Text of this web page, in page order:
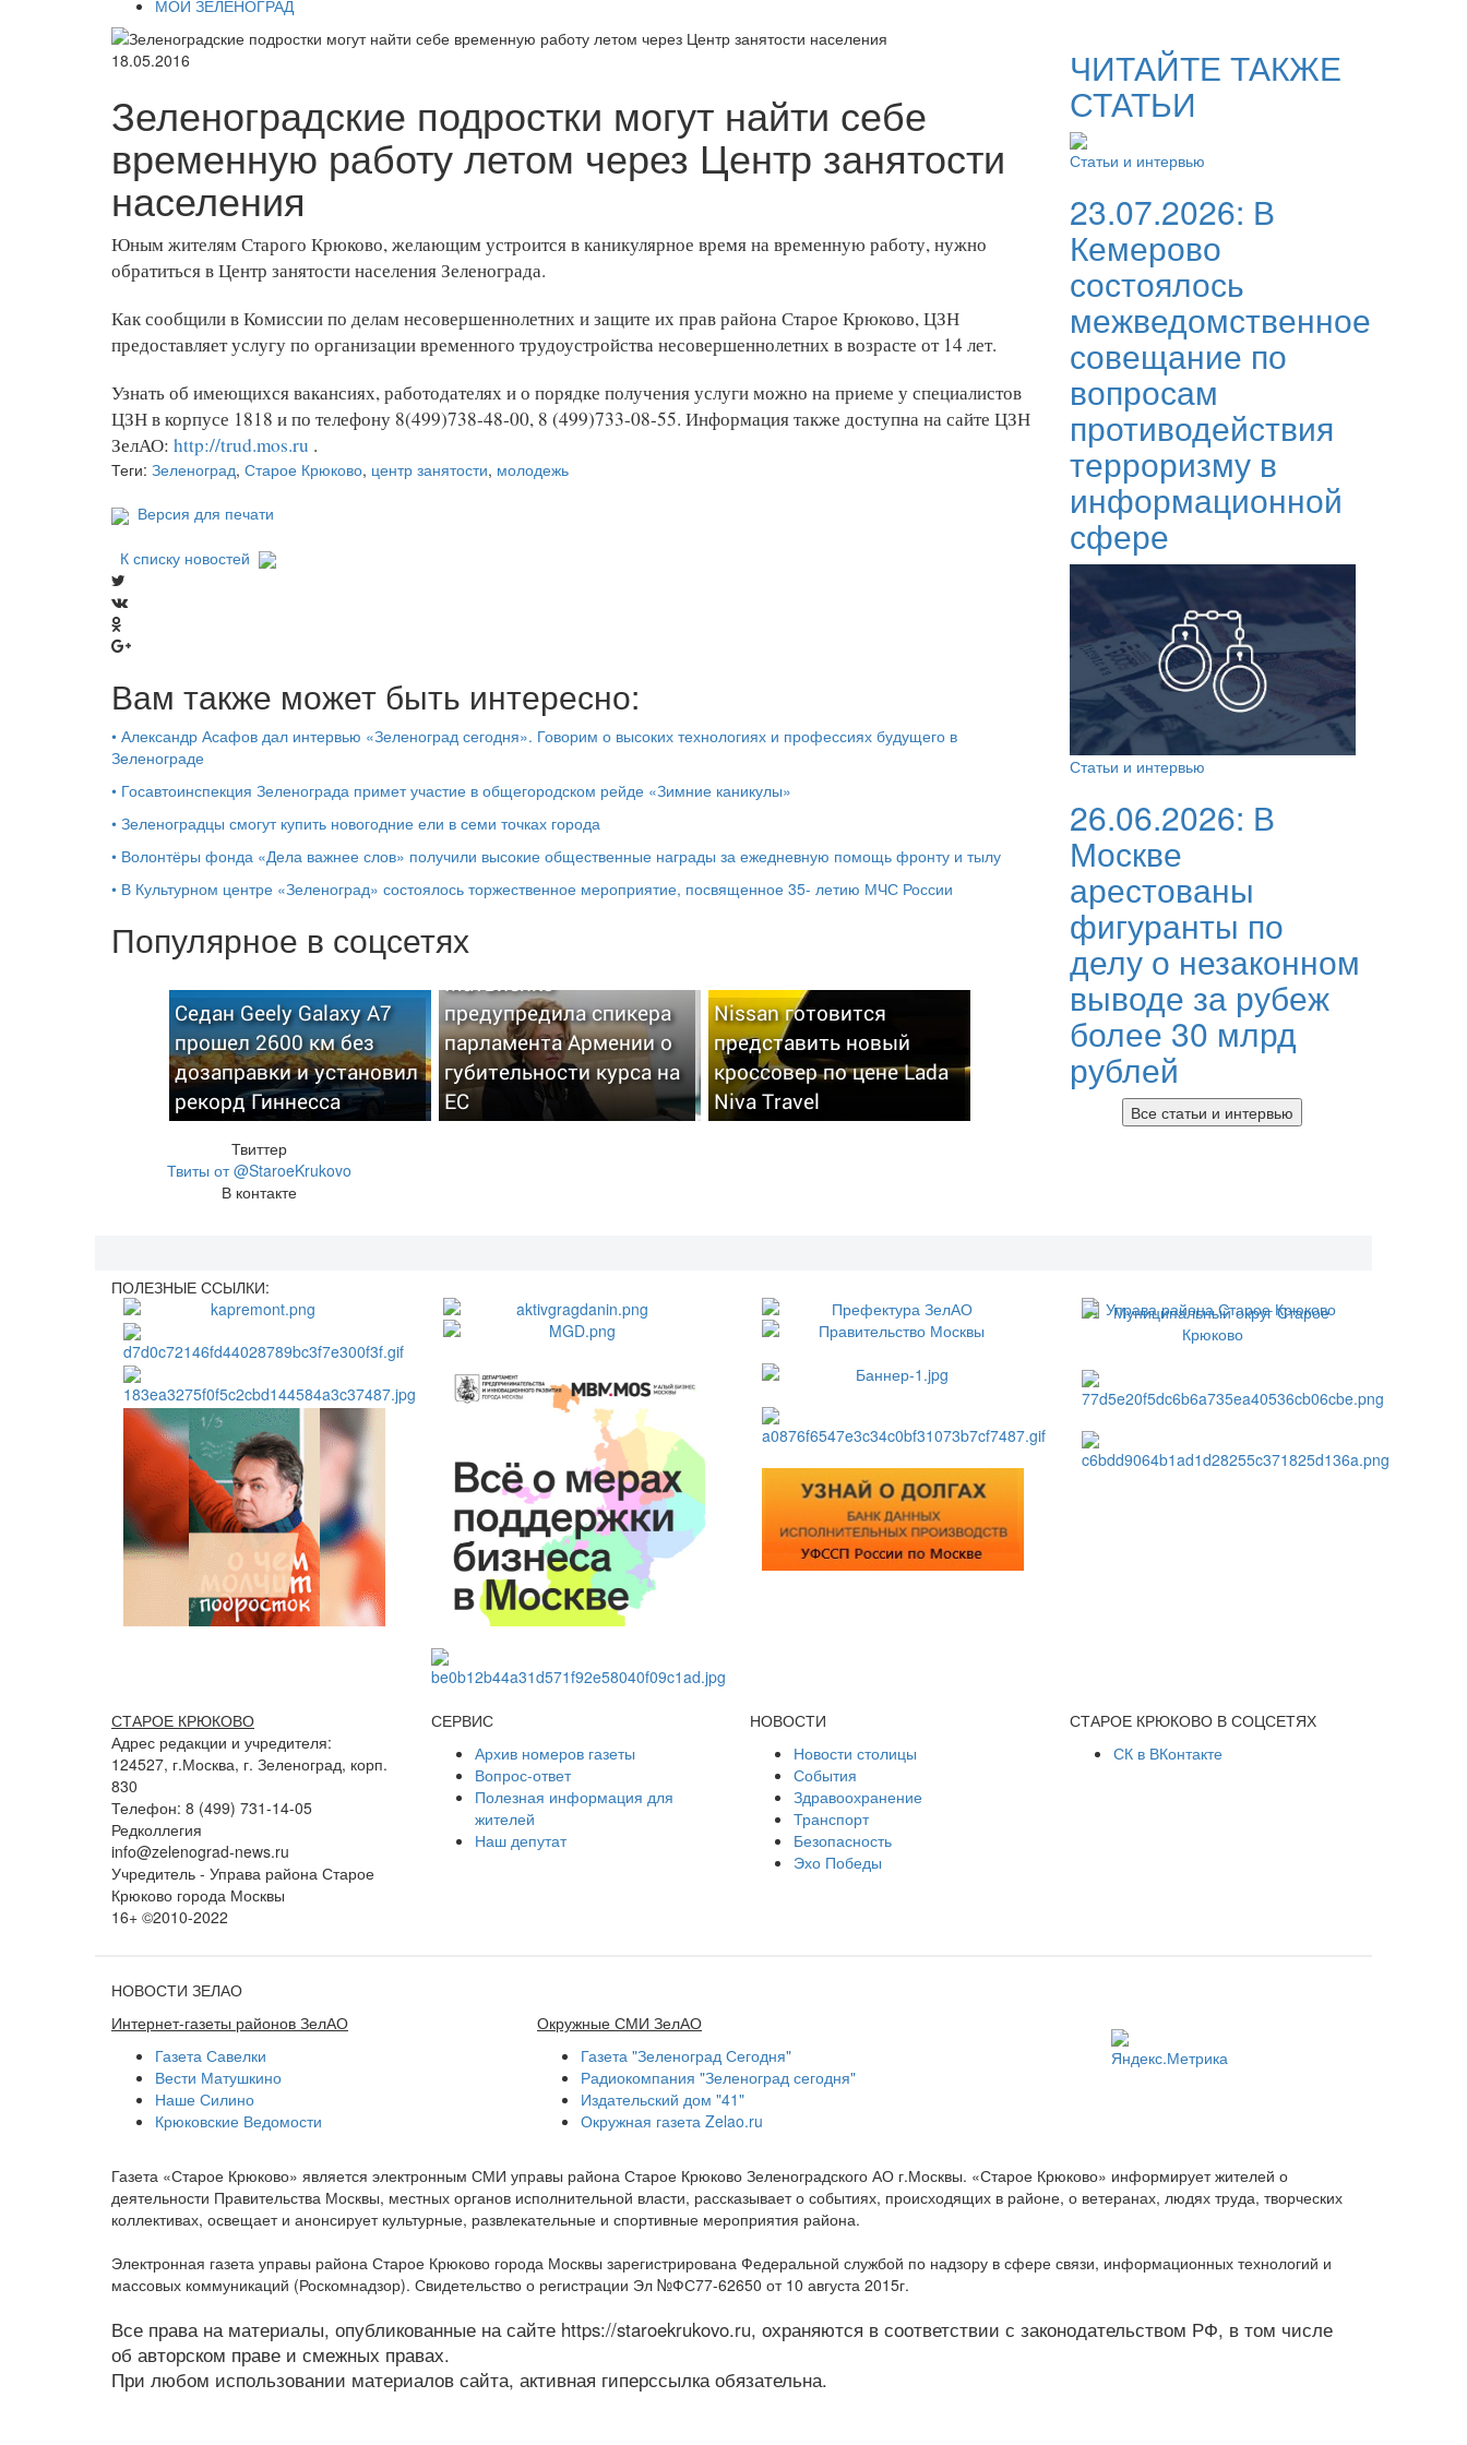
МОЙ ЗЕЛЕНОГРАД
18.05.2016
Зеленоградские подростки могут найти себе
временную работу летом через Центр занятости
населения
Юным жителям Старого Крюково, желающим устроится в каникулярное время на временную работу, нужно
обратиться в Центр занятости населения Зеленограда.
Как сообщили в Комиссии по делам несовершеннолетних и защите их прав района Старое Крюково, ЦЗН
предоставляет услугу по организации временного трудоустройства несовершеннолетних в возрасте от 14 лет.
Узнать об имеющихся вакансиях, работодателях и о порядке получения услуги можно на приеме у специалистов
ЦЗН в корпусе 1818 и по телефону 8(499)738-48-00, 8 (499)733-08-55. Информация также доступна на сайте ЦЗН
ЗелАО: http://trud.mos.ru .
Теги: Зеленоград, Старое Крюково, центр занятости, молодежь
Версия для печати
К списку новостей
Вам также может быть интересно:
• Александр Асафов дал интервью «Зеленоград сегодня». Говорим о высоких технологиях и профессиях будущего в
Зеленограде
• Госавтоинспекция Зеленограда примет участие в общегородском рейде «Зимние каникулы»
• Зеленоградцы смогут купить новогодние ели в семи точках города
• Волонтёры фонда «Дела важнее слов» получили высокие общественные награды за ежедневную помощь фронту и тылу
• В Культурном центре «Зеленоград» состоялось торжественное мероприятие, посвященное 35- летию МЧС России
Популярное в соцсетях
Седан Geely Galaxy A7
прошел 2600 км без
дозаправки и установил
рекорд Гиннесса
предупредила спикера
парламента Армении о
губительности курса на
ЕС
Nissan готовится
представить новый
кроссовер по цене Lada
Niva Travel
Твиттер
Твиты от @StaroeKrukovo
В контакте
ЧИТАЙТЕ ТАКЖЕ
СТАТЬИ
Статьи и интервью
23.07.2026: В
Кемерово
состоялось
межведомственное
совещание по
вопросам
противодействия
терроризму в
информационной
сфере
Статьи и интервью
26.06.2026: В
Москве
арестованы
фигуранты по
делу о незаконном
выводе за рубеж
более 30 млрд
рублей
Все статьи и интервью
ПОЛЕЗНЫЕ ССЫЛКИ:
СТАРОЕ КРЮКОВО
Адрес редакции и учредителя:
124527, г.Москва, г. Зеленоград, корп.
830
Телефон: 8 (499) 731-14-05
Редколлегия
info@zelenograd-news.ru
Учредитель - Управа района Старое
Крюково города Москвы
16+ ©2010-2022
СЕРВИС
Архив номеров газеты
Вопрос-ответ
Полезная информация для
жителей
Наш депутат
НОВОСТИ
Новости столицы
События
Здравоохранение
Транспорт
Безопасность
Эхо Победы
СТАРОЕ КРЮКОВО В СОЦСЕТЯХ
СК в ВКонтакте
НОВОСТИ ЗЕЛАО
Интернет-газеты районов ЗелАО
Газета Савелки
Вести Матушкино
Наше Силино
Крюковские Ведомости
Окружные СМИ ЗелАО
Газета "Зеленоград Сегодня"
Радиокомпания "Зеленоград сегодня"
Издательский дом "41"
Окружная газета Zelao.ru
Газета «Старое Крюково» является электронным СМИ управы района Старое Крюково Зеленоградского АО г.Москвы. «Старое Крюково» информирует жителей о
деятельности Правительства Москвы, местных органов исполнительной власти, рассказывает о событиях, происходящих в районе, о ветеранах, людях труда, творческих
коллективах, освещает и анонсирует культурные, развлекательные и спортивные мероприятия района.
Электронная газета управы района Старое Крюково города Москвы зарегистрирована Федеральной службой по надзору в сфере связи, информационных технологий и
массовых коммуникаций (Роскомнадзор). Свидетельство о регистрации Эл №ФС77-62650 от 10 августа 2015г.
Все права на материалы, опубликованные на сайте https://staroekrukovo.ru, охраняются в соответствии с законодательством РФ, в том числе
об авторском праве и смежных правах.
При любом использовании материалов сайта, активная гиперссылка обязательна.